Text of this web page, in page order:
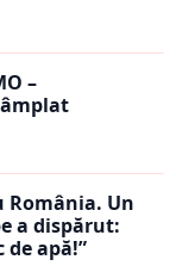
–
România. Un
a dispărut:
apă!”